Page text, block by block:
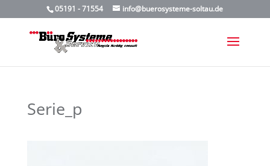
05191 - 71554 info@buerosysteme-soltau.de
Serie_p